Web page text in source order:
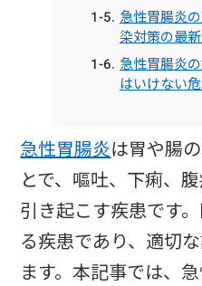
急性胃腸炎
染対策の最
急性胃腸炎
はいけない
急性胃腸炎は胃や腸
とで、嘔吐、下痢、
引き起こす疾患です
る疾患であり、適切
ます。本記事では、